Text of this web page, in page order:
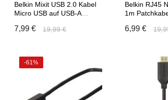
In den Warenkorb
Belkin Mixit USB 2.0 Kabel
Micro USB auf USB-A
7,99 € 19,99 €
Belkin RJ45
1m
6,99 €
-61%